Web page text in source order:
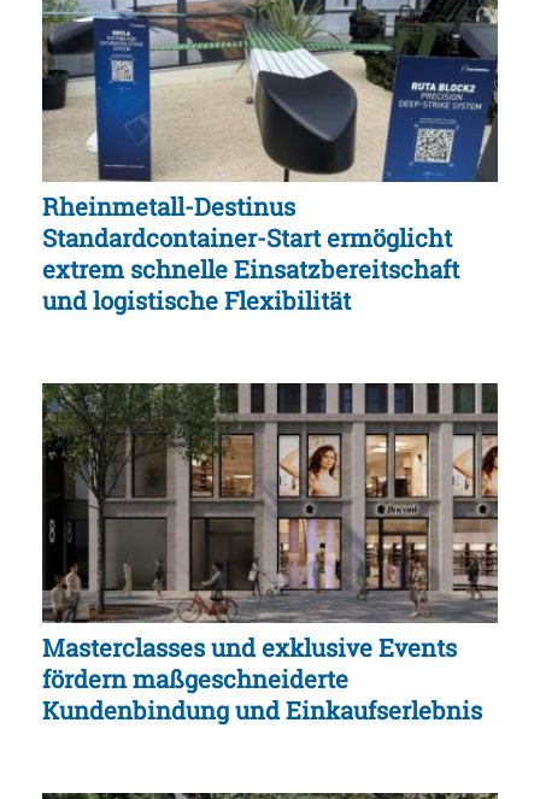
Rheinmetall-Destinus
Standardcontainer-Start ermöglicht
extrem schnelle Einsatzbereitschaft
und logistische Flexibilität
Masterclasses und exklusive Events
fördern maßgeschneiderte
Kundenbindung und Einkaufserlebnis